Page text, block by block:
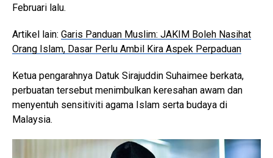
Februari lalu.
Artikel lain: Garis Panduan Muslim: JAKIM Boleh Nasihat
Orang Islam, Dasar Perlu Ambil Kira Aspek Perpaduan
Ketua pengarahnya Datuk Sirajuddin Suhaimee berkata,
perbuatan tersebut menimbulkan keresahan awam dan
menyentuh sensitiviti agama Islam serta budaya di
Malaysia.